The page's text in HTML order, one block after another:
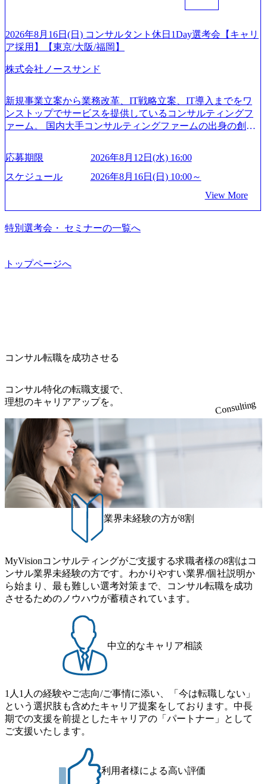
実現するため、さまざまなサポート制度を導入している 多
クス制度やフリーロケーション制度、フルリモート制度な
どの多様な働き方をサポートする制度が整備されている 202
6年8月23日(日)にSustainable SCM SU 1day選考会を開催いた
ストの構造改革」といった伝統的なテーマに留まらずクラ
イアントがこれから取組むべき「グリーントランスフォー
メーション」、「サーキュラーエコノミー(循環経済)」とい
みを行うプロフェッショナルチームです。 今回1day選考対
象となるポジションは下記となります。 ・コンサルタント
(調達改革・設備O&M)【SCS SU】 ・コンサルタント(ECM/
SCM構想・PLM/MES改革)【SSC SU】 ・コンサルタント(物
流改革/需給プロセス改革)【SSC SU】 ・SCM/ECMデータ・
プロセス分析・AI活用_Sustainable SCM Strategy Unit(Strategy
Consultant職)≪東京・大阪≫ ・コンサルタント(SCS SUオー
どはなく、個別選考のみの実施を予定しています ※1名あた
致します。 「未経験では難しいのではないか」、「実際女
性はどのように活躍をしているのか」、「ケース面接の経
験がなく対策の仕方が知りたい」などのお声をたくさんい
ただいているため、今回のプログラムでは現役の面接官と
月の期間に渡り行い、選考にご参加いただきます。コンサ
ルタント未経験の方でも、戦略コンサルタントの具体的な
仕事内容からお話をさせていただきますので、戦略コンサ
募ください。 ● 応募後のフロー ・書類選考後、対象者の方
日までにプログラム参加者をご案内します ・初回プログラ
ム : 8月29日(土)10:00～13:30 @ベイン東京オフィス(六本木)
・10月17日(土)開催の選考会にて採用面接を実施する予定で
ラインまたはオフラインの実施 ※東京オフィスのみのご応
力)
向け経営支援プラットフォーム - 海外分野 - 医療・ヘルスケ
ア関連事業者向けマーケティング支援 - グローバルキャリ
導サービス - 企業向けリモート産業保健サービス - 高齢者向
サービス等 2026年8月15日(土) 9:00～15:00頃(最大目安) 2026
年8月12日(水) 16:00 会社説明会→1次面接→最終面接 ※基本
的には当日中に合否をお伝えしますが、他の面接官の目線
をもって判断したい場合など、後日改めて面接をお願いす
面接(20分～30分) ↓ 最終面接(30分～1時間) ＜終了時間に
関して＞ ※個別の進捗状況により終了時間は異なりますが
最大「15:00頃」の終了を目安としております。 ※当日の通
過人数が多い場合は、間に待ち時間が発生することや、時
間が伸びる可能性がございます。 勤務地問わず オンライン
書類選考を通過された方
2026年8月16日(日) コンサルタント休日1Day選考会【キャリ
ア採用】【東京/大阪/福岡】
株式会社ノースサンド
新規事業立案から業務改革、IT戦略立案、IT導入までをワ
ンストップでサービスを提供しているコンサルティングフ
ァーム。 国内大手コンサルティングファームの出身の創業
もっと自由に誠実に提案できる会社をつくりたい」「胸を
張って会社が好きだと言えるような家族的な組織をつくり
たい」という想いで会社を設立 PwC・アクセンチュアとい
社出身者など、様々な経歴の社員が活躍しており、働きや
すく魅力的な環境が整っているため、定着率が高いことか
ら「働きがいのある会社」に4年連続ベストカンパニーに選
導入支援までワンストップでサービスを提供する。「世界
一無二のコンサルティングファーム【株式会社ノースサン
ド 執行役員新山氏、庄司氏インタビュー】 (https://my-vision.
5年に設立され、前年比205%の売上成長を遂げるなど、急
速な成長を遂げている。 ​ 新規事業立案から業務改革、IT戦
略立案、IT導入までをワンストップで提供するコンサルテ
ィングファームである。 ​- 2025年1月時点で従業員数1,209名
を擁し、事業拡大を続けている。 #### 企業魅力 「人」にフ
ォーカスを当てたコンサルティング会社として、社員の人
間力を強みとしたサービスを提供している。 ​- - 2018年から
6年連続で「働きがいのある会社ベストカンパニー」に選出
され、社員モチベーションが高いと評価されている。 ​ 大手
コンサルティングファームやSIer、事業会社出身者など、多
様な経歴の社員が活躍している。 年間休日120日以上、完全
週休2日制、有給休暇初年度10日(消化率46.3%)、特別休暇5
日など、充実した休暇制度を整備している。 ​ 月平均残業時
方が可能である。 ​ スポレク制度や入社者歓迎会、全社員集
会、リフレッシュ休暇など、社員同士の交流や健康をサポ
ートする取り組みが充実している。 2026年8月16日(日) 10:0
0～19:00予定 ※シニアコンサルタント職・マネージャー職
想定の方のみ参加可能です。 2026年8月12日(水) 16:00 平日
なかなか転職活動の時間が取れない方や、サクッと短期間
で転職先を決めたい方へ。 1日で選考が終了する、1day選考
会のご案内です。 ●書類選考 → 一次面接 → 二次面
接 ※選考状況に応じて、三次面接を後日依頼させていただ
く場合がございます ※当日二次面接へお進みいただいた方
は、以下書類が必要となりますため、併せて事前にご提出
をお願いいたします。 ・前年の源泉徴収票 ・給与明細3か
月分 内定の場合は、後日、オファー面談がございます。 書
類選考通過後、一次面接時間と面接用URLをご案内差し上
真付き履歴書データ(PDF)のご提出を面接前日午前10時まで
にお願い致します。 オンラインでの面接となりますので、
お時間になりましたらご案内のURLよりご入室下さい。 一
応募期限
2026年8月12日(水) 16:00
スケジュール
2026年8月16日(日) 10:00～
View More
特別選考会・ セミナーの一覧へ
トップページへ
コンサル転職を成功させる
コンサル特化の転職支援で、
理想のキャリアアップを。
Consulting
業界未経験の方が8割
MyVisionコンサルティングがご支援する求職者様の8割はコ
ンサル業界未経験の方です。わかりやすい業界/個社説明か
ら始まり、最も難しい選考対策まで、コンサル転職を成功
させるためのノウハウが蓄積されています。
中立的なキャリア相談
1人1人の経験やご志向/ご事情に添い、「今は転職しない」
という選択肢も含めたキャリア提案をしております。中長
期での支援を前提としたキャリアの「パートナー」として
ご支援いたします。
利用者様による高い評価